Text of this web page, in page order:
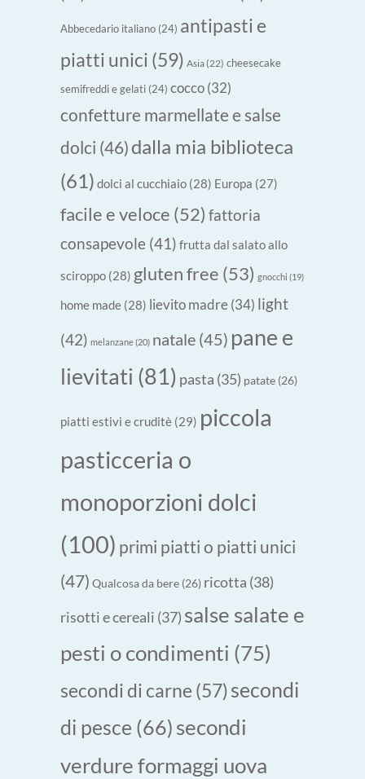
Abbecedario italiano (24) antipasti e
piatti unici (59) Asia(22) cheesecake
semifreddi e gelati (24) cocco (32)
confetture marmellate e salse
dolci (46) dalla mia biblioteca
(61) dolci al cucchiaio (28) Europa (27)
facile e veloce (52) fattoria
consapevole (41) frutta dal salato allo
sciroppo (28) gluten free (53) gnocchi (19)
home made (28) lievito madre(34) light
(42) melanzane(20) natale (45) pane e
lievitati (81) pasta (35) patate (26)
piatti estivi e cruditè (29) piccola
pasticceria o
monoporzioni dolci
(100) primi piatti o piatti unici
(47) Qualcosa da bere (26) ricotta (38)
risotti e cereali (37) salse salate e
pesti o condimenti (75)
secondi di carne (57)secondi
di pesce (66) secondi
verdure formaggi uova